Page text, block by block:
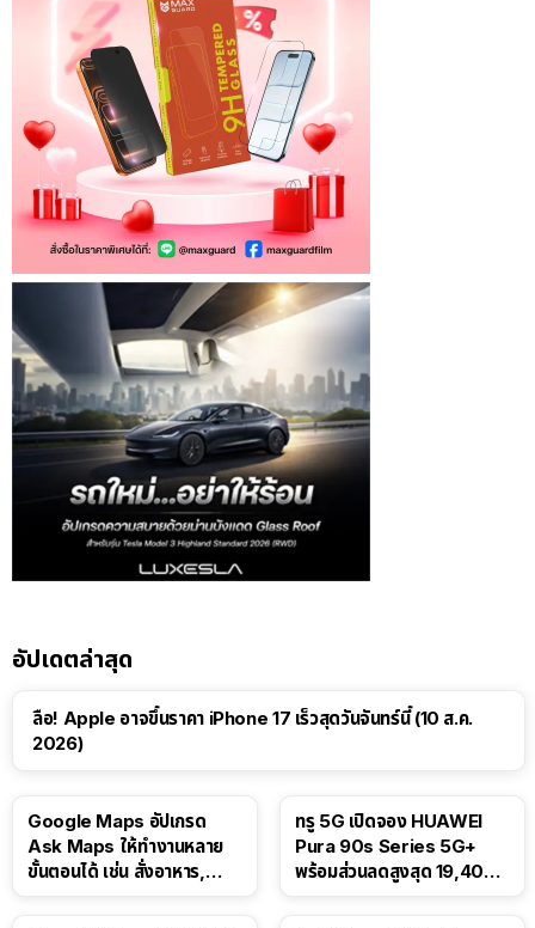
อัปเดตล่าสุด
ลือ! Apple อาจขึ้นราคา iPhone 17 เร็วสุดวันจันทร์นี้ (10 ส.ค.
2026)
Google Maps อัปเกรด
Ask Maps ให้ทำงานหลาย
ขั้นตอนได้ เช่น สั่งอาหาร,
ทรู 5G เปิดจอง HUAWEI
Pura 90s Series 5G+
พร้อมส่วนลดสูงสุด 19,400